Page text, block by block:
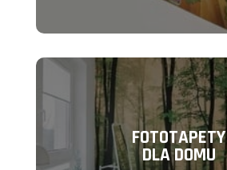
FOTOTAPETY
DLA DOMU